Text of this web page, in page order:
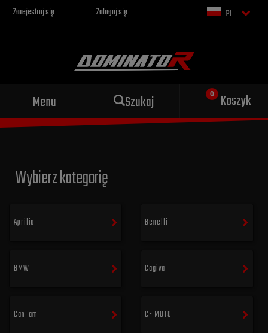
Zarejestruj się Zaloguj się PL
Menu Szukaj Koszyk
Sportowy wydech dla Twojego
Wybierz kategorię
Aprilia Benelli
BMW Cagiva
Can-am CF MOTO